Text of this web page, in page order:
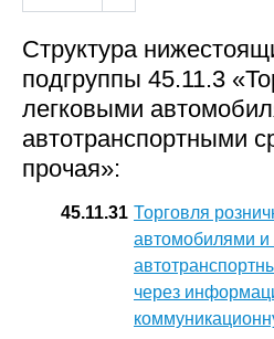
Структура
подгруппы 45.11.3
легковыми
автотранспортными
прочая»:
45.11.31 Торговля
автомобилями и
через